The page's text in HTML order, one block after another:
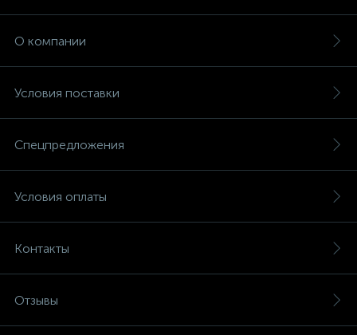
О компании
Условия поставки
Спецпредложения
Условия оплаты
Контакты
Отзывы